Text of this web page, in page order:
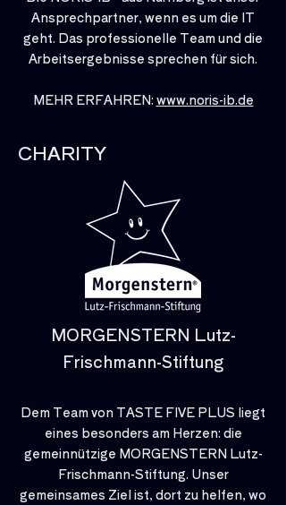
Ansprechpartner, wenn es um die IT
geht. Das professionelle Team und die
Arbeitsergebnisse sprechen für sich.
MEHR ERFAHREN: www.noris-ib.de
CHARITY
MORGENSTERN Lutz-
Frischmann-Stiftung
Dem Team von TASTE FIVE PLUS liegt
eines besonders am Herzen: die
gemeinnützige MORGENSTERN Lutz-
Frischmann-Stiftung. Unser
gemeinsames Ziel ist, dort zu helfen, wo